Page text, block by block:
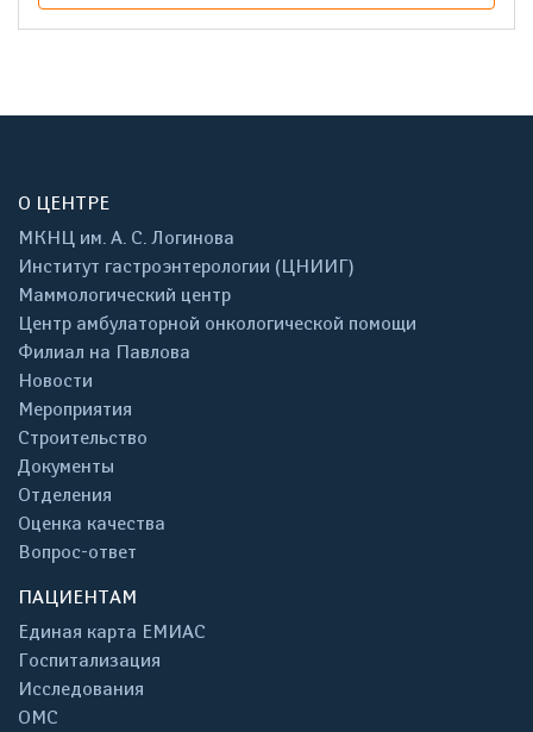
О ЦЕНТРЕ
МКНЦ им. А. С. Логинова
Институт гастроэнтерологии (ЦНИИГ)
Маммологический центр
Центр амбулаторной онкологической помощи
Филиал на Павлова
Новости
Мероприятия
Строительство
Документы
Отделения
Оценка качества
Вопрос-ответ
ПАЦИЕНТАМ
Единая карта ЕМИАС
Госпитализация
Исследования
ОМС